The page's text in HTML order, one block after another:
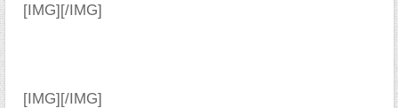
[IMG][/IMG]
[IMG][/IMG]